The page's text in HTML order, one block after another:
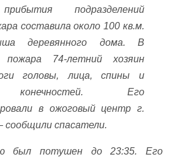
подразделений
составила около 100 кв.м.
деревянного дома. В
пожара 74-летний хозяин
головы, лица, спины и
конечностей. Его
в ожоговый центр г.
сообщили спасатели.
был потушен до 23:35. Его